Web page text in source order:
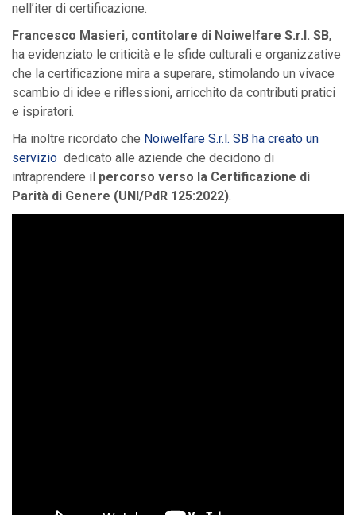
nell’iter di certificazione.
Francesco Masieri, contitolare di Noiwelfare S.r.l. SB,
ha evidenziato le criticità e le sfide culturali e organizzative
che la certificazione mira a superare, stimolando un vivace
scambio di idee e riflessioni, arricchito da contributi pratici
e ispiratori.
Ha inoltre ricordato che Noiwelfare S.r.l. SB ha creato un
servizio dedicato alle aziende che decidono di
intraprendere il percorso verso la Certificazione di
Parità di Genere (UNI/PdR 125:2022).